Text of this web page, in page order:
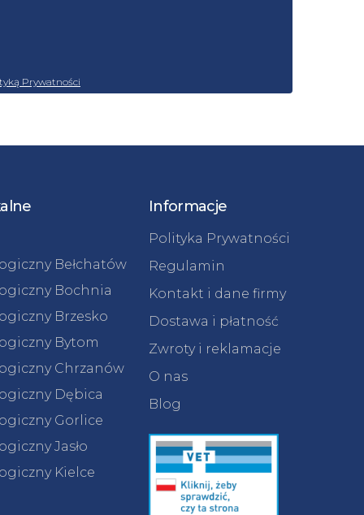
Prywatności
Bełchatów
Bochnia
Brzesko
Bytom
Chrzanów
Dębica
Gorlice
Jasło
Kielce
Informacje
Polityka Prywatności
Regulamin
Kontakt i dane firmy
Dostawa i płatność
Zwroty i reklamacje
O nas
Blog